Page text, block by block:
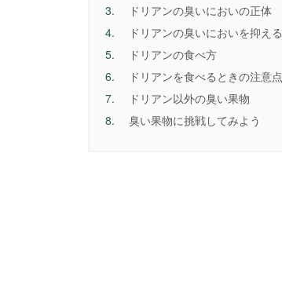
3.
ドリアンの臭いにおいの正体
4.
ドリアンの臭いにおいを抑え
5.
ドリアンの食べ方
6.
ドリアンを食べるときの注意点
7.
ドリアン以外の臭い果物
8.
臭い果物に挑戦してみよう